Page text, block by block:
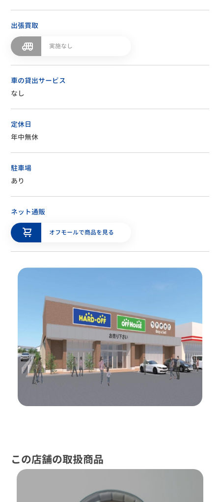
出張買取
実施なし
車の貸出サービス
なし
定休日
年中無休
駐車場
あり
ネット通販
オフモールで商品を見る
この店舗の取扱商品